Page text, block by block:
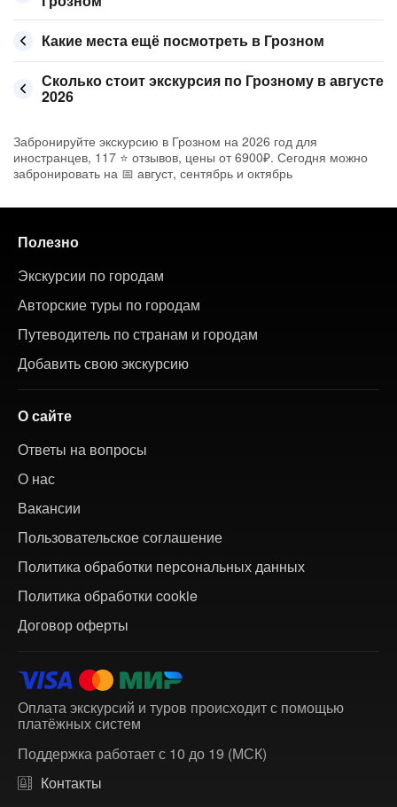
Какие места ещё посмотреть в Грозном
Сколько стоит экскурсия по Грозному в августе
2026
Забронируйте экскурсию в Грозном на 2026 год для
иностранцев, 117 ⭐ отзывов, цены от 6900₽. Сегодня можно
забронировать на 📅 август, сентябрь и октябрь
Полезно
Экскурсии по городам
Авторские туры по городам
Путеводитель по странам и городам
Добавить свою экскурсию
О сайте
Ответы на вопросы
О нас
Вакансии
Пользовательское соглашение
Политика обработки персональных данных
Политика обработки cookie
Договор оферты
Оплата экскурсий и туров происходит с помощью
платёжных систем
Поддержка работает с 10 до 19 (МСК)
Контакты